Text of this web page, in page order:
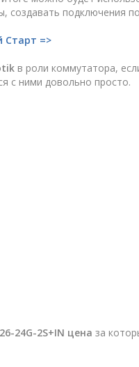
подключения
Старт =>
в роли коммутатора,
с ними довольно просто.
24G-2S+IN цена за